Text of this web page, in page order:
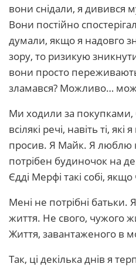
вони снідали, я дивився
Вони постійно
думали, якщо я надовго
зору, то ризикую
вони просто
зламався? Можливо…
Ми ходили за покупками,
всілякі речі, навіть ті,
просив. Я Майк. Я люблю
потрібен будиночок на
Єдді Мерфі такі собі,
Мені не потрібні батьки.
життя. Не свого, чужого
Життя, завантаженого в
Так, ці декілька днів я